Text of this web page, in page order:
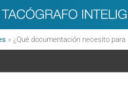
» ¿Qué documentación necesito